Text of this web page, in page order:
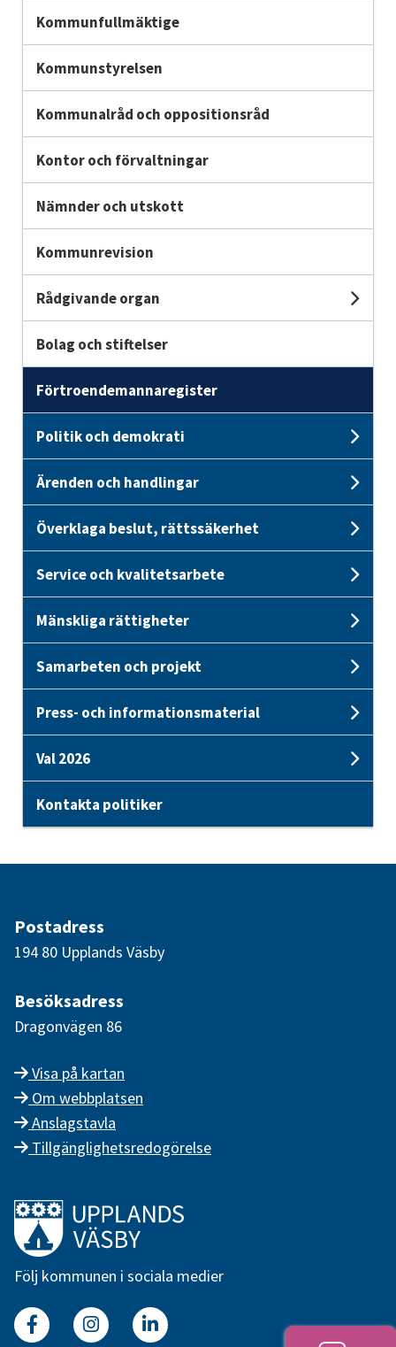
Kommunfullmäktige
Kommunstyrelsen
Kommunalråd och oppositionsråd
Kontor och förvaltningar
Nämnder och utskott
Kommunrevision
Rådgivande organ
Bolag och stiftelser
Förtroendemannaregister
Politik och demokrati
Ärenden och handlingar
Överklaga beslut, rättssäkerhet
Service och kvalitetsarbete
Mänskliga rättigheter
Samarbeten och projekt
Press- och informationsmaterial
Val 2026
Kontakta politiker
Postadress
194 80 Upplands Väsby
Besöksadress
Dragonvägen 86
Visa på kartan
Om webbplatsen
Anslagstavla
Tillgänglighetsredogörelse
Länk till startsidan
Följ kommunen i sociala medier
FacebookInstagramLinkedin